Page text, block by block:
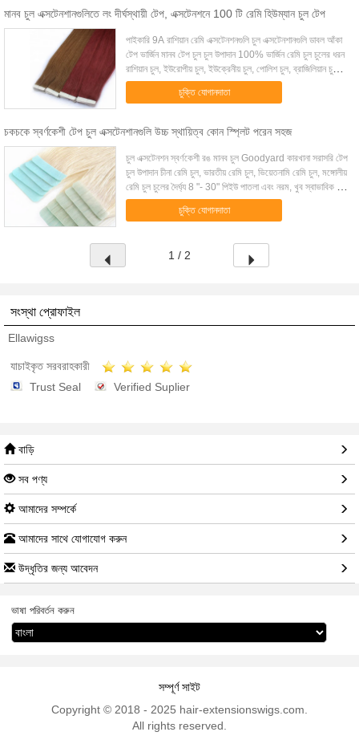
মানব চুল এক্সটেনশানগুলিতে লং দীর্ঘস্থায়ী টেপ, এক্সটেনশনে 100 টি রেমি হিউম্যান চুল টেপ
পাইকারি 9A রাশিয়ান রেমি এক্সটেনশনগুলি চুল এক্সটেনশানগুলি ডাবল আঁকা
টেপ ভার্জিন মানব টেপ চুল চুল উপাদান 100% ভার্জিন রেমি চুল চুলের ধরন
রাশিয়ান চুল, ইউরোপীয় চুল, ইউক্রেনীয় চুল, পোলিশ চুল, ব্রাজিলিয়ান চুল,
ভ...
চুক্তি যোগানদাতা
চকচকে স্বর্ণকেশী টেপ চুল এক্সটেনশানগুলি উচ্চ স্থায়িত্ব কোন স্প্লিট পরেন সহজ
চুল এক্সটেনশন স্বর্ণকেশী রঙ মানব চুল Goodyard কারখানা সরাসরি টেপ
চুল উপাদান চীনা রেমি চুল, ভারতীয় রেমি চুল, ভিয়েতনামি রেমি চুল, মঙ্গোলীয়
রেমি চুল চুলের দৈর্ঘ্য 8 "- 30" পিইউ পাতলা এবং নরম, খুব স্বাভাবিক চুল
...
চুক্তি যোগানদাতা
1 / 2
সংস্থা প্রোফাইল
Ellawigss
যাচাইকৃত সরবরাহকারী
Trust Seal
Verified Suplier
বাড়ি
সব পণ্য
আমাদের সম্পর্কে
আমাদের সাথে যোগাযোগ করুন
উদ্ধৃতির জন্য আবেদন
ভাষা পরিবর্তন করুন
সম্পূর্ণ সাইট
Copyright © 2018 - 2025 hair-extensionswigs.com.
All rights reserved.